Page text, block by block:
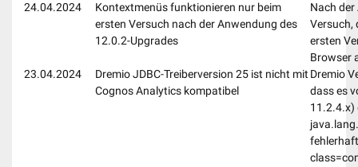
24.04.2024
Kontextmenüs funktionieren nur beim
ersten Versuch nach der Anwendung des
12.0.2-Upgrades
Nach
Versuch,
ersten
Browser
23.04.2024
Dremio JDBC-Treiberversion 25 ist nicht mit
Cognos Analytics kompatibel
Dremio
dass es
11.2.4.x)